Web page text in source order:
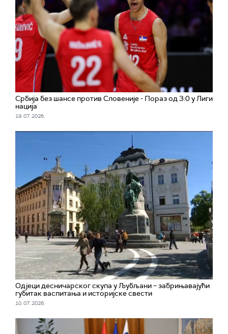
Србија без шансе против Словеније - Пораз од 3:0 у Лиги
нација
19. 07. 2026.
Одјеци десничарског скупа у Љубљани – забрињавајући
губитак васпитања и историјске свести
10. 07. 2026.